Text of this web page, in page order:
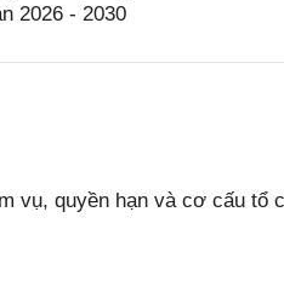
2026 - 2030
vụ, quyền hạn và cơ cấu tổ